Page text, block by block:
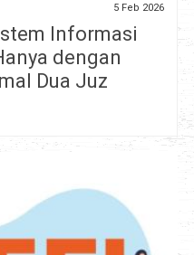
5 Feb 2026
Informasi
dengan
Dua Juz